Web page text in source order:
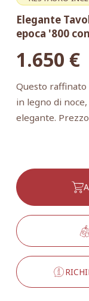
Elegante
epoca '800
1.650 €
Questo
in legno di
elegante.